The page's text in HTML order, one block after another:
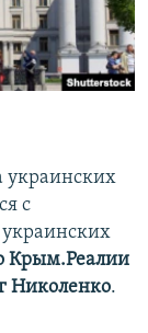
украинских
с
украинских
Крым.Реалии
Николенко.